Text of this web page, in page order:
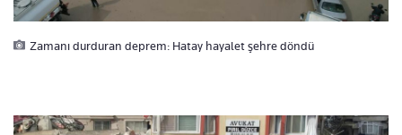
Zamanı durduran deprem: Hatay hayalet şehre döndü